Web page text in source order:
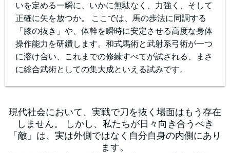
いを定める一瞬に、いかに無駄なく、力強く、そして
正確に矢を放つか。 ここでは、馬の歩法に同調する
「膝の抜き」や、体幹を瞬時に安定させる高度な身体
操作能力を研鑽します。和式馬術と武射系弓術が一つ
に溶け合い、これまでの修練すべてが試される、まさ
に総合武術としての集大成といえる試みです。
現代社会において、実戦で刀を抜く場面はもう存在
しません。 しかし、私たちが日々向き合うべき
「敵」は、実は外側ではなく自分自身の内側にあり
ます。